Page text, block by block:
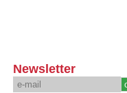
Newsletter